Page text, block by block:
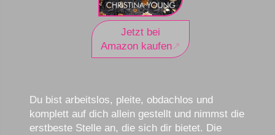
Jetzt bei
Amazon kaufen
Du bist arbeitslos, pleite, obdachlos und
komplett auf dich allein gestellt und nimmst die
erstbeste Stelle an, die sich dir bietet. Die